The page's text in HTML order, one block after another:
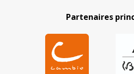
Partenaires